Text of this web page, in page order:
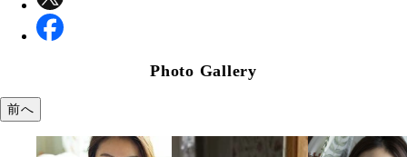
Photo Gallery
前へ